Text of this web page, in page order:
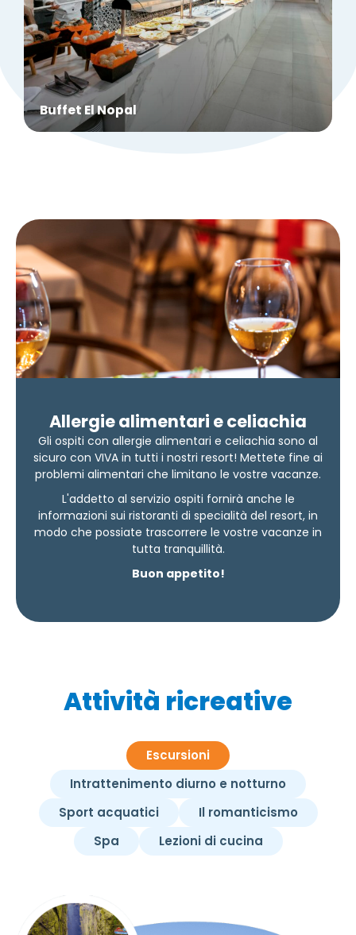
Buffet El Nopal
Allergie alimentari e celiachia
Gli ospiti con allergie alimentari e celiachia sono al
sicuro con VIVA in tutti i nostri resort! Mettete fine ai
problemi alimentari che limitano le vostre vacanze.
L'addetto al servizio ospiti fornirà anche le
informazioni sui ristoranti di specialità del resort, in
modo che possiate trascorrere le vostre vacanze in
tutta tranquillità.
Buon appetito!
Attività ricreative
Escursioni
Intrattenimento diurno e notturno
Sport acquatici
Il romanticismo
Spa
Lezioni di cucina